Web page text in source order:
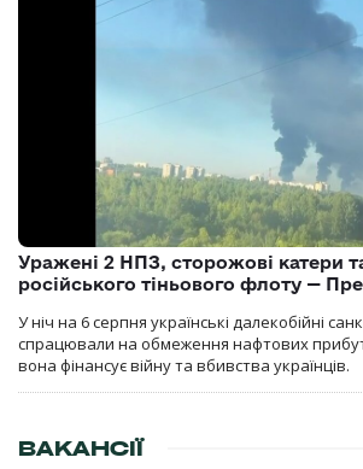
Уражені 2 НПЗ, сторожові катери
російського тіньового флоту —
У ніч на 6 серпня українські далекобійні
спрацювали на обмеження нафтових
вона фінансує війну та вбивства українців.
ВАКАНСІЇ